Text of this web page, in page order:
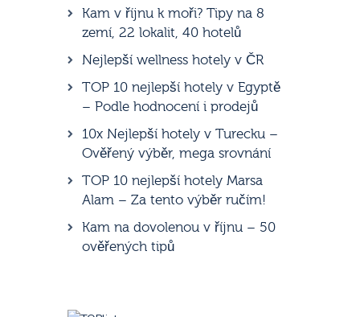
Kam v říjnu k moři? Tipy na 8
zemí, 22 lokalit, 40 hotelů
Nejlepší wellness hotely v ČR
TOP 10 nejlepší hotely v Egyptě
– Podle hodnocení i prodejů
10x Nejlepší hotely v Turecku –
Ověřený výběr, mega srovnání
TOP 10 nejlepší hotely Marsa
Alam – Za tento výběr ručím!
Kam na dovolenou v říjnu – 50
ověřených tipů